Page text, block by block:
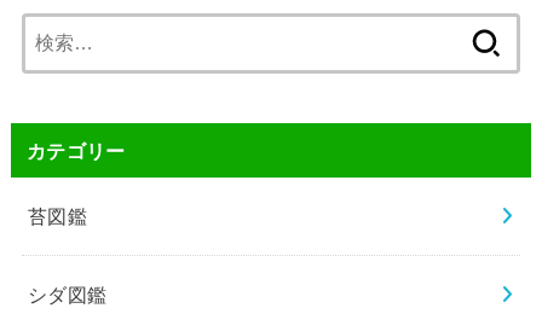
索:
カテゴリー
苔図鑑
シダ図鑑